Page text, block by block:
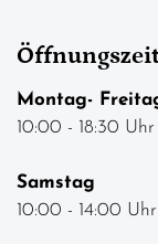
Montag-
10:00 - 18:30 Uhr
Samstag
10:00 - 14:00 Uhr